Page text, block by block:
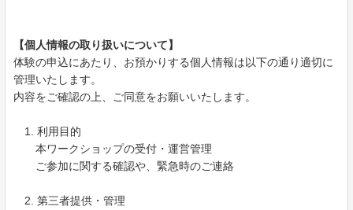
【個人情報の取り扱いについて】
体験の申込にあたり、お預かりする個人情報は以下の通り適切に
管理いたします。
内容をご確認の上、ご同意をお願いいたします。
1. 利用目的
本ワークショップの受付・運営管理
ご参加に関する確認や、緊急時のご連絡
2. 第三者提供・管理